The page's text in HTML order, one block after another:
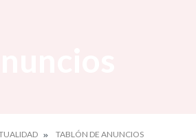
TABLÓN DE ANUNCIOS